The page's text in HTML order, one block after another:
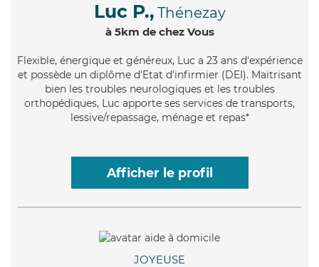
Luc P., Thénezay
à 5km de chez Vous
Flexible, énergique et généreux, Luc a 23 ans d'expérience
et possède un diplôme d'Etat d'infirmier (DEI). Maitrisant
bien les troubles neurologiques et les troubles
orthopédiques, Luc apporte ses services de transports,
lessive/repassage, ménage et repas*
Afficher le profil
JOYEUSE